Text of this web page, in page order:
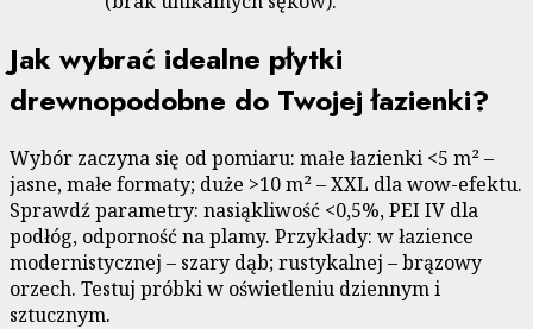
Jak wybrać idealne płytki
drewnopodobne do Twojej łazienki?
Wybór zaczyna się od pomiaru: małe łazienki <5 m² –
jasne, małe formaty; duże >10 m² – XXL dla wow-efektu.
Sprawdź parametry: nasiąkliwość <0,5%, PEI IV dla
podłóg, odporność na plamy. Przykłady: w łazience
modernistycznej – szary dąb; rustykalnej – brązowy
orzech. Testuj próbki w oświetleniu dziennym i
sztucznym.